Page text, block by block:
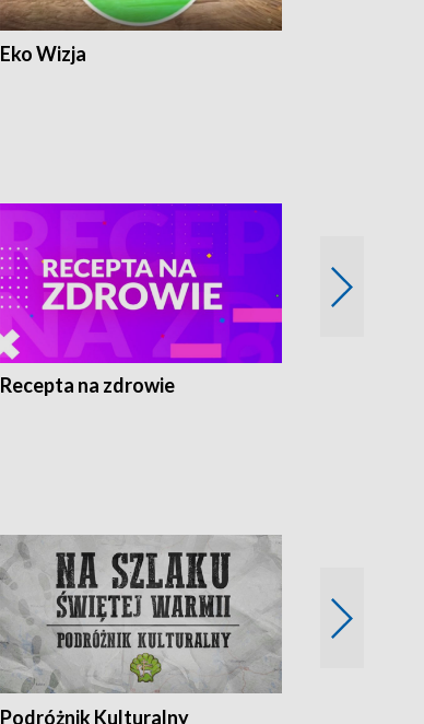
Eko Wizja
Recepta na zdrowie
Podróżnik Kulturalny